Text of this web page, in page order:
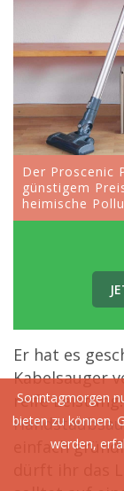
Der Proscenic
günstigem
heimische
Er hat es
Kabelsauger
reife
einfach
dürft ihr das
Sonntagmorgen
bieten zu können.
werden,